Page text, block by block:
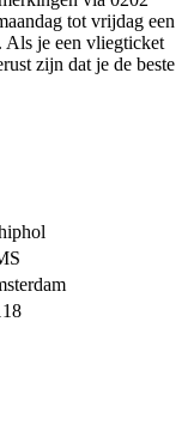
tot vrijdag een
Als je een vliegticket
zijn dat je de beste